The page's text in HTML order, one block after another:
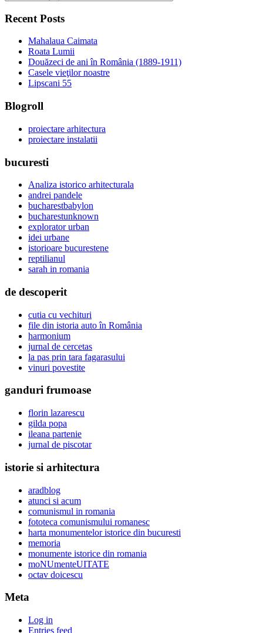
Recent Posts
Mahalaua Caimata
Roata Lumii
Douăzeci de ani în România (1889-1911)
Casele vieţilor noastre
Lipscani 55
Blogroll
proiectare arhitectura
proiectare instalatii
bucuresti
Analiza istorico arhitecturala
andrei pandele
bucharestbabylon
bucharestunknown
explorator urban
idei urbane
istorioare bucurestene
reptilianul
sarah in romania
de descoperit
cutia cu vechituri
file din istoria auto în România
harmonium
jurnal de cercetas
la pas prin tara fagarasului
vinuri povestite
ganduri frumoase
florin lazarescu
gilda popa
ileana partenie
jurnal de piscotar
istorie si arhitectura
aradblog
atunci si acum
comunismul in romania
fototeca comunismului romanesc
harta monumentelor istorice din bucuresti
memoria
monumente istorice din romania
moNUmenteUITATE
octav doicescu
Meta
Log in
Entries feed